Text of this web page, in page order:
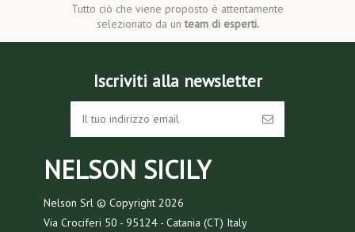
Tutto ciò che viene proposto è attentamente
selezionato da unteam di esperti.
Iscriviti alla newsletter
NELSON SICILY
Nelson Srl © Copyright2026
Via Crociferi 50 - 95124 - Catania (CT) Italy